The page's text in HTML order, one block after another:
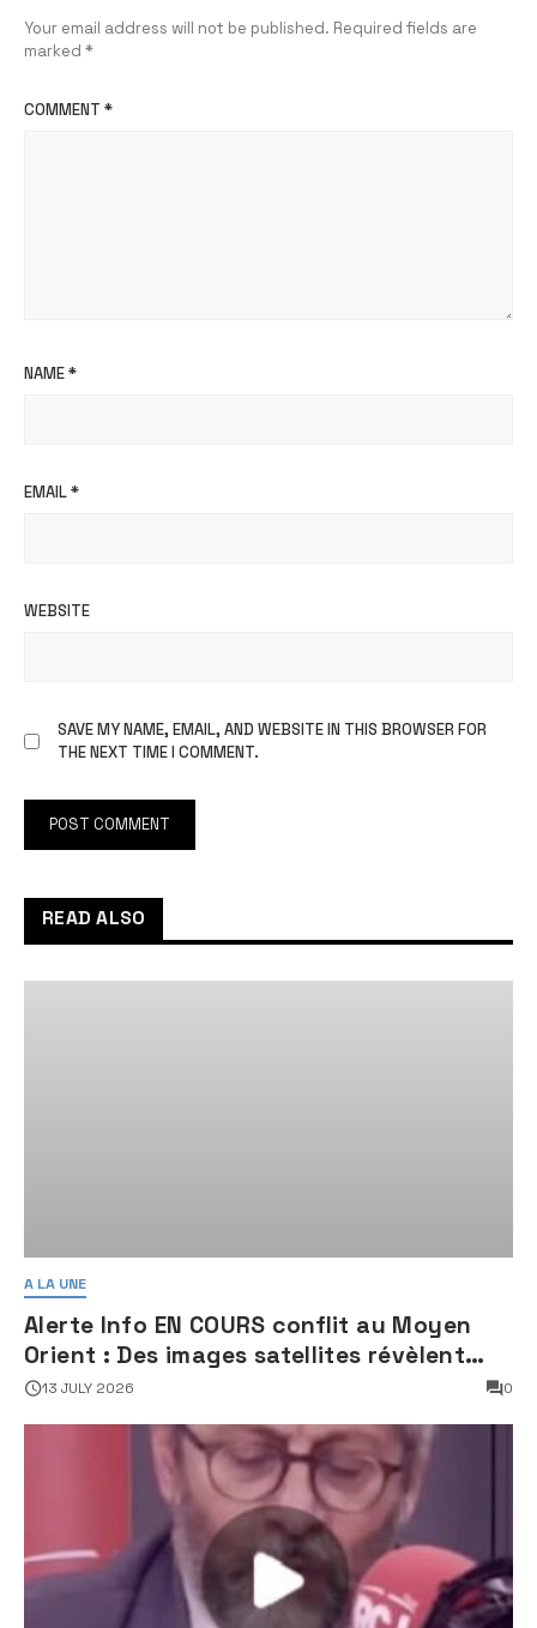
Your email address will not be published. Required fields are
marked *
COMMENT *
NAME*
EMAIL*
WEBSITE
SAVE MY NAME, EMAIL, AND WEBSITE IN THIS BROWSER FOR
THE NEXT TIME I COMMENT.
READ ALSO
A LA UNE
Alerte Info EN COURS conflit au Moyen
Orient : Des images satellites révèlent
une activité jugée « inquiétante » sur
13 JULY 2026 0